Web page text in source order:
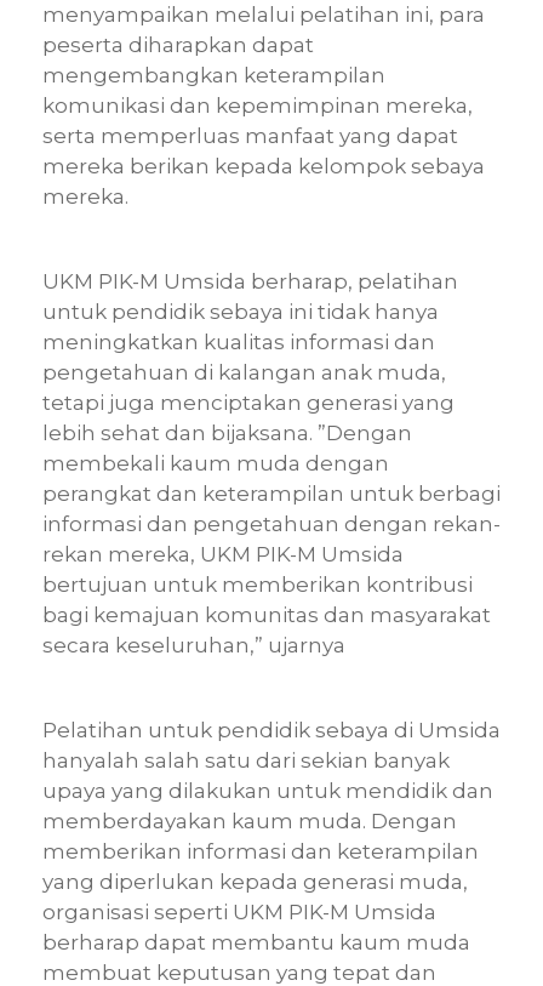
menyampaikan melalui pelatihan ini, para
peserta diharapkan dapat
mengembangkan keterampilan
komunikasi dan kepemimpinan mereka,
serta memperluas manfaat yang dapat
mereka berikan kepada kelompok sebaya
mereka.
UKM PIK-M Umsida berharap, pelatihan
untuk pendidik sebaya ini tidak hanya
meningkatkan kualitas informasi dan
pengetahuan di kalangan anak muda,
tetapi juga menciptakan generasi yang
lebih sehat dan bijaksana. ”Dengan
membekali kaum muda dengan
perangkat dan keterampilan untuk berbagi
informasi dan pengetahuan dengan rekan-
rekan mereka, UKM PIK-M Umsida
bertujuan untuk memberikan kontribusi
bagi kemajuan komunitas dan masyarakat
secara keseluruhan,” ujarnya
Pelatihan untuk pendidik sebaya di Umsida
hanyalah salah satu dari sekian banyak
upaya yang dilakukan untuk mendidik dan
memberdayakan kaum muda. Dengan
memberikan informasi dan keterampilan
yang diperlukan kepada generasi muda,
organisasi seperti UKM PIK-M Umsida
berharap dapat membantu kaum muda
membuat keputusan yang tepat dan